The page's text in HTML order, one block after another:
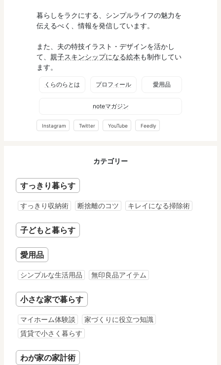
暮らしをラクにする、シンプルライフの魅力を
伝えるべく、情報を発信しています。
また、夫の特技イラスト・デザインを活かし
て、 親子スキンシップになる絵本も制作してい
ます。
くらのらとは プロフィール 愛用品
noteマガジン
Instagram Twitter YouTube Feedly
カテゴリー
すっきり暮らす
すっきり収納術 断捨離のコツ キレイになる掃除術
子どもと暮らす
愛用品
シンプルな生活用品 無印良品アイテム
小さな家で暮らす
マイホーム体験談
家づくりに役立つ知識
賃貸で小さく暮らす
わが家の家計術